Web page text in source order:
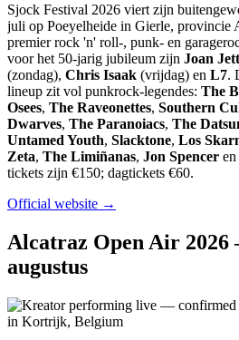
Sjock Festival 2026 viert zijn
juli op Poeyelheide in Gierle,
premier rock 'n' roll-, punk- en
voor het 50-jarig jubileum zijn Joan
(zondag), Chris Isaak (vrijdag) en L7.
lineup zit vol punkrock-legendes: The
Osees, The Raveonettes, Southern
Dwarves, The Paranoiacs, The
Untamed Youth, Slacktone, Los
Zeta, The Limiñanas, Jon Spencer en
tickets zijn €150; dagtickets €60.
Official website →
Alcatraz Open Air
augustus